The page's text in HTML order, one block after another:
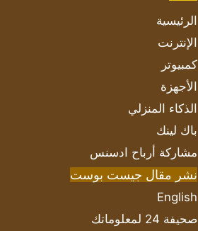
الرئيسية
الإنترنت
كمبيوتر
الأجهزة
الذكاء المنزلي
باك لينك
مشاركة أرباح ادسنس
نشر مقال جيست بوست
English
صحيفة 24 لمعلوماتك